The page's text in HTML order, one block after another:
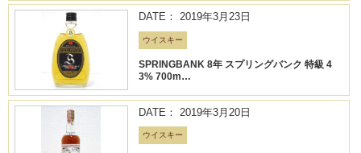
DATE： 2019年3月23日
ウイスキー
SPRINGBANK 8年 スプリングバンク 特級 4
3% 700m…
DATE： 2019年3月20日
ウイスキー